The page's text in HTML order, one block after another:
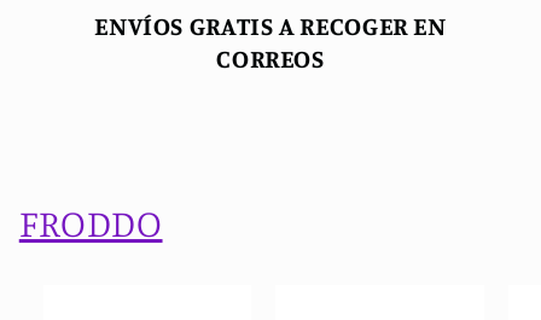
ENVÍOS GRATIS A RECOGER EN
CORREOS
FRODDO